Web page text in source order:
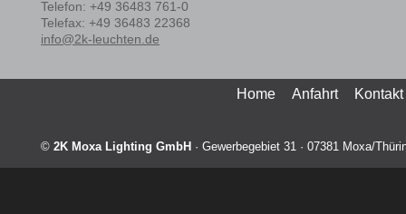
Telefon: +49 36483 761-0
Telefax: +49 36483 22368
info@2k-leuchten.de
Home Anfahrt Kontakt
© 2K Moxa Lighting GmbH · Gewerbegebiet 31 · 07381 Moxa/